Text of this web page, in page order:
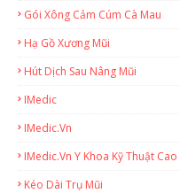
Gói Xông Cảm Cúm Cà Mau
Hạ Gồ Xương Mũi
Hút Dịch Sau Nâng Mũi
IMedic
IMedic.vn
IMedic.vn Y Khoa Kỹ Thuật Cao
Kéo Dài Trụ Mũi